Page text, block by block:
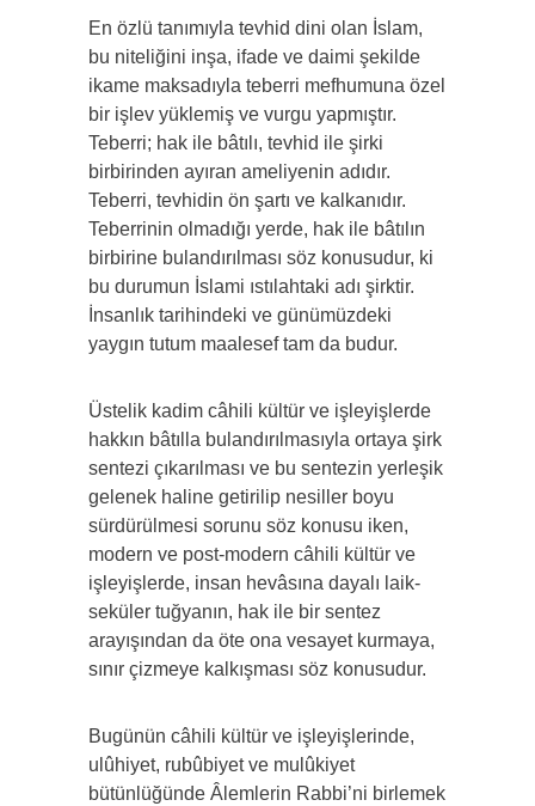
En özlü tanımıyla tevhid dini olan İslam,
bu niteliğini inşa, ifade ve daimi şekilde
ikame maksadıyla teberri mefhumuna özel
bir işlev yüklemiş ve vurgu yapmıştır.
Teberri; hak ile bâtılı, tevhid ile şirki
birbirinden ayıran ameliyenin adıdır.
Teberri, tevhidin ön şartı ve kalkanıdır.
Teberrinin olmadığı yerde, hak ile bâtılın
birbirine bulandırılması söz konusudur, ki
bu durumun İslami ıstılahtaki adı şirktir.
İnsanlık tarihindeki ve günümüzdeki
yaygın tutum maalesef tam da budur.
Üstelik kadim câhili kültür ve işleyişlerde
hakkın bâtılla bulandırılmasıyla ortaya şirk
sentezi çıkarılması ve bu sentezin yerleşik
gelenek haline getirilip nesiller boyu
sürdürülmesi sorunu söz konusu iken,
modern ve post-modern câhili kültür ve
işleyişlerde, insan hevâsına dayalı laik-
seküler tuğyanın, hak ile bir sentez
arayışından da öte ona vesayet kurmaya,
sınır çizmeye kalkışması söz konusudur.
Bugünün câhili kültür ve işleyişlerinde,
ulûhiyet, rubûbiyet ve mulûkiyet
bütünlüğünde Âlemlerin Rabbi’ni birlemek